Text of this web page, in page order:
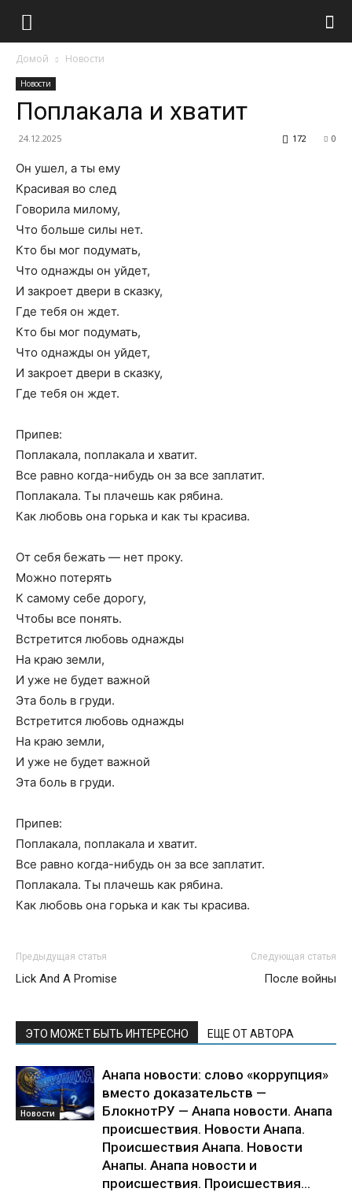
Домой Новости
Новости
Поплакала и хватит
24.12.2025 0
172
Он ушел, а ты ему
Красивая во след
Говорила милому,
Что больше силы нет.
Кто бы мог подумать,
Что однажды он уйдет,
И закроет двери в сказку,
Где тебя он ждет.
Кто бы мог подумать,
Что однажды он уйдет,
И закроет двери в сказку,
Где тебя он ждет.
Припев:
Поплакала, поплакала и хватит.
Все равно когда-нибудь он за все заплатит.
Поплакала. Ты плачешь как рябина.
Как любовь она горька и как ты красива.
От себя бежать — нет проку.
Можно потерять
К самому себе дорогу,
Чтобы все понять.
Встретится любовь однажды
На краю земли,
И уже не будет важной
Эта боль в груди.
Встретится любовь однажды
На краю земли,
И уже не будет важной
Эта боль в груди.
Припев:
Поплакала, поплакала и хватит.
Все равно когда-нибудь он за все заплатит.
Поплакала. Ты плачешь как рябина.
Как любовь она горька и как ты красива.
Предыдущая статья
Lick And A Promise
Следующая статья
После войны
ЭТО МОЖЕТ БЫТЬ ИНТЕРЕСНО ЕЩЕ ОТ АВТОРА
Новости
Анапа новости: слово «коррупция»
вместо доказательств —
БлокнотРУ — Анапа новости. Анапа
происшествия. Новости Анапа.
Происшествия Анапа. Новости
Анапы. Анапа новости и
происшествия. Происшествия...